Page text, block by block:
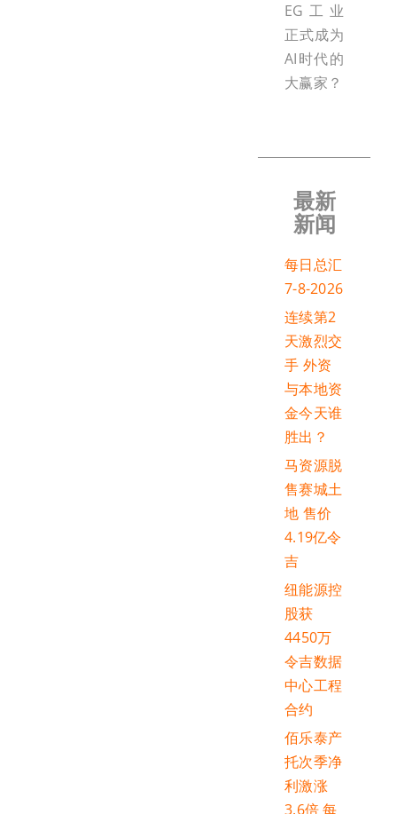
EG工业
正式成为
AI时代的
大赢家？
最新
新闻
每日总汇
7-8-2026
连续第2
天激烈交
手 外资
与本地资
金今天谁
胜出？
马资源脱
售赛城土
地 售价
4.19亿令
吉
纽能源控
股获
4450万
令吉数据
中心工程
合约
佰乐泰产
托次季净
利激涨
3.6倍 每